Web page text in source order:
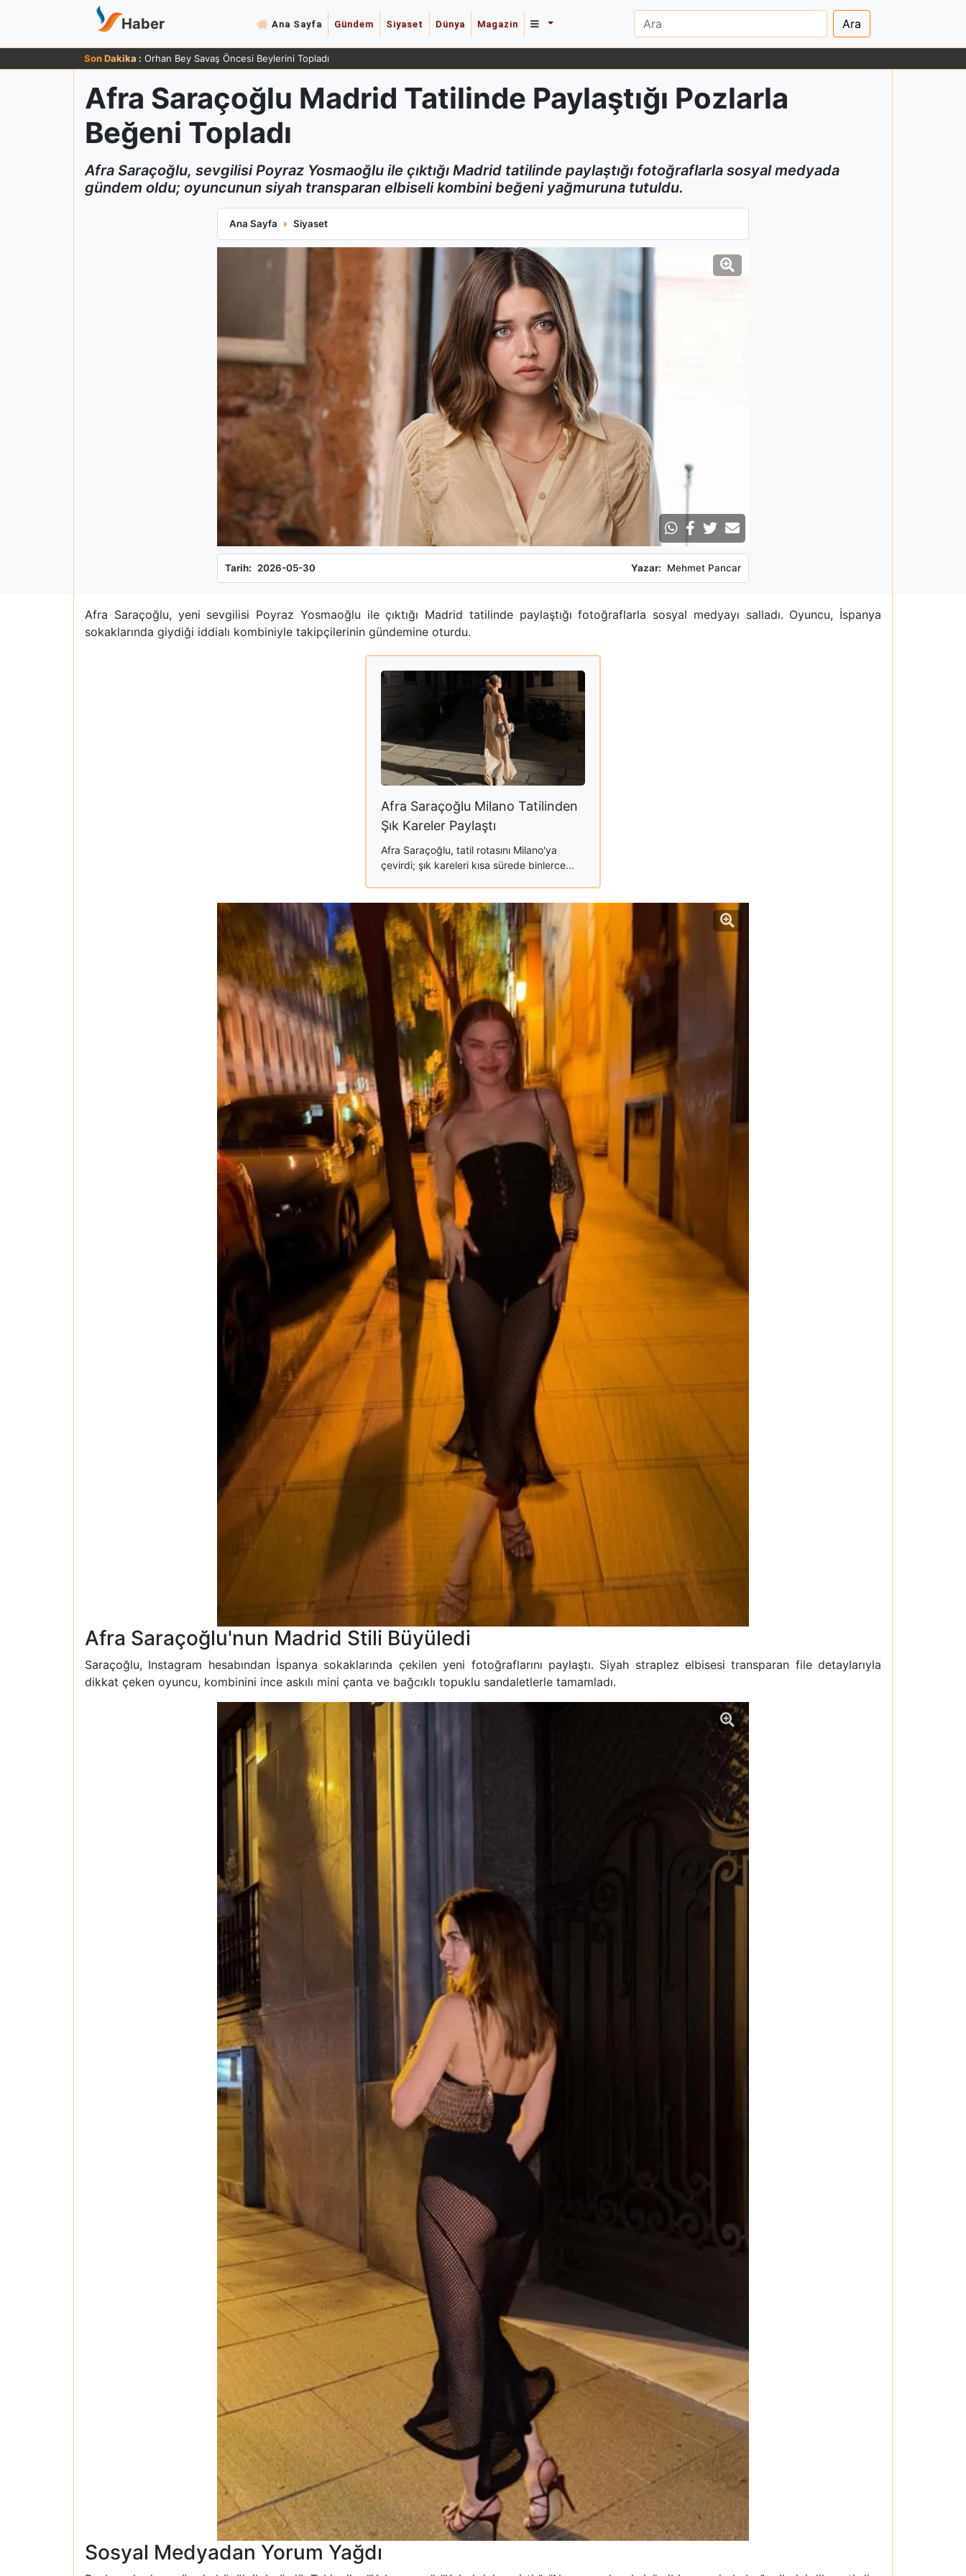
Haber Ana Sayfa Gündem Siyaset Dünya Magazin Ara
Son Dakika : Zafer Ergin 83 Yaşında Sağlığı Hakkında Güldüren Yanıt Verdi
Afra Saraçoğlu Madrid Tatilinde Paylaştığı Pozlarla
Beğeni Topladı
Afra Saraçoğlu, sevgilisi Poyraz Yosmaoğlu ile çıktığı Madrid tatilinde paylaştığı fotoğraflarla sosyal medyada
gündem oldu; oyuncunun siyah transparan elbiseli kombini beğeni yağmuruna tutuldu.
Ana Sayfa Siyaset
Afra Saraçoğlu Madrid Tatilinde Paylaştığı Pozlarla Beğeni Topladı
Tarih: 2026-05-30 Yazar: Mehmet Pancar
Afra Saraçoğlu, yeni sevgilisi Poyraz Yosmaoğlu ile çıktığı Madrid tatilinde paylaştığı fotoğraflarla sosyal medyayı salladı. Oyuncu, İspanya
sokaklarında giydiği iddialı kombiniyle takipçilerinin gündemine oturdu.
Afra Saraçoğlu Milano Tatilinden
Şık Kareler Paylaştı
Afra Saraçoğlu, tatil rotasını Milano'ya
çevirdi; şık kareleri kısa sürede binlerce...
Afra Saraçoğlu'nun Madrid Stili Büyüledi
Saraçoğlu, Instagram hesabından İspanya sokaklarında çekilen yeni fotoğraflarını paylaştı. Siyah straplez elbisesi transparan file detaylarıyla
dikkat çeken oyuncu, kombinini ince askılı mini çanta ve bağcıklı topuklu sandaletlerle tamamladı.
Sosyal Medyadan Yorum Yağdı